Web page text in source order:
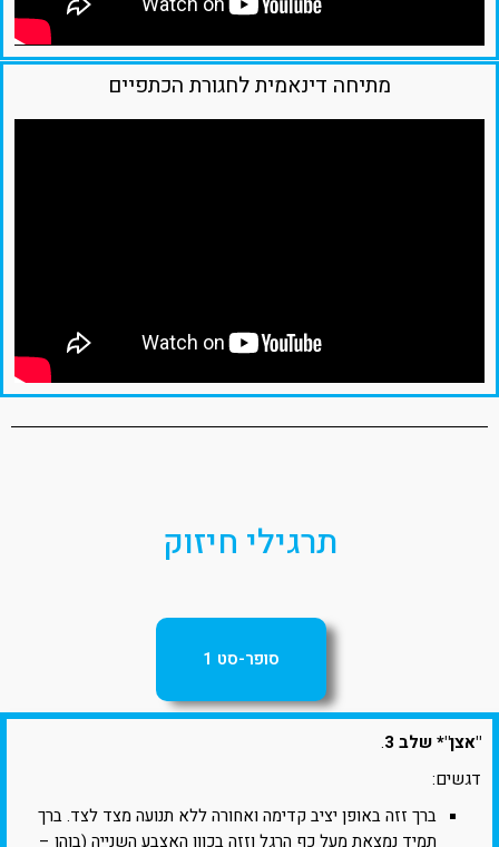
מתיחה דינאמית לחגורת הכתפיים
תרגילי חיזוק
סופר-סט 1
"אצן"* שלב 3
.
דגשים:
ברך זזה באופן יציב קדימה ואחורה ללא תנועה מצד לצד. ברך
תמיד נמצאת מעל כף הרגל וזזה בכוון האצבע השנייה (בוהן –